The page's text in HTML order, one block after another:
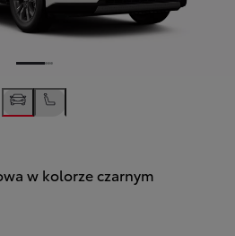
w kolorze czarnym